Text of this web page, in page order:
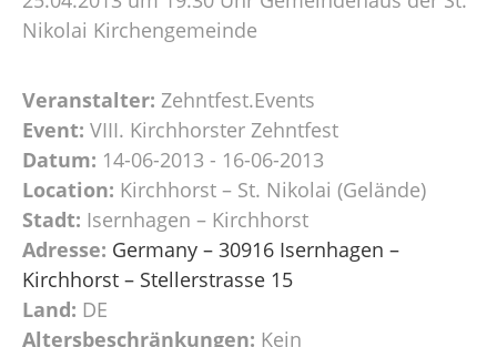
Nikolai Kirchengemeinde
Veranstalter: Zehntfest.Events
Event: VIII. Kirchhorster Zehntfest
Datum: 14-06-2013 - 16-06-2013
Location: Kirchhorst – St. Nikolai (Gelände)
Stadt: Isernhagen – Kirchhorst
Adresse: Germany – 30916 Isernhagen –
Kirchhorst – Stellerstrasse 15
Land: DE
Altersbeschränkungen: Kein